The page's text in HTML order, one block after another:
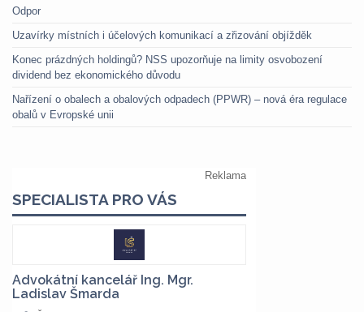
Odpor
Uzavírky místních i účelových komunikací a zřizování objížděk
Konec prázdných holdingů? NSS upozorňuje na limity osvobození
dividend bez ekonomického důvodu
Nařízení o obalech a obalových odpadech (PPWR) – nová éra regulace
obalů v Evropské unii